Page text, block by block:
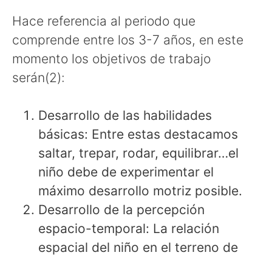
Hace referencia al periodo que
comprende entre los 3-7 años, en este
momento los objetivos de trabajo
serán(2):
Desarrollo de las habilidades
básicas: Entre estas destacamos
saltar, trepar, rodar, equilibrar…el
niño debe de experimentar el
máximo desarrollo motriz posible.
Desarrollo de la percepción
espacio-temporal: La relación
espacial del niño en el terreno de